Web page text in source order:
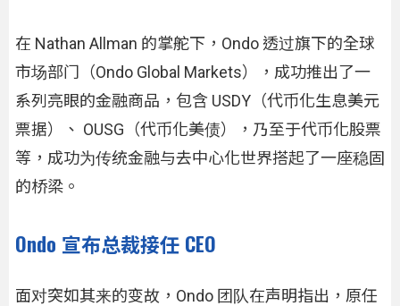
在 Nathan Allman 的掌舵下，Ondo 透过旗下的全球
市场部门（Ondo Global Markets），成功推出了一
系列亮眼的金融商品，包含 USDY（代币化生息美元
票据）、 OUSG（代币化美债），乃至于代币化股票
等，成功为传统金融与去中心化世界搭起了一座稳固
的桥梁。
Ondo 宣布总裁接任 CEO
面对突如其来的变故，Ondo 团队在声明指出，原任